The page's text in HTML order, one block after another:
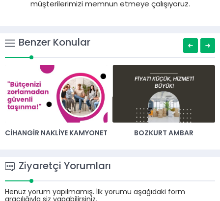
müşterilerimizi memnun etmeye çalışıyoruz.
Benzer Konular
CIHANGIR NAKLIYE KAMYONET BOZKURT AMBAR
Ziyaretçi Yorumları
Henüz yorum yapılmamış. İlk yorumu aşağıdaki form